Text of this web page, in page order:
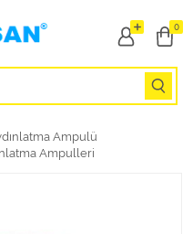
0
Ampulü
Ampulleri